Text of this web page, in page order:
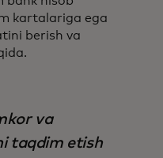
kartalariga ega
berish va
va
taqdim etish